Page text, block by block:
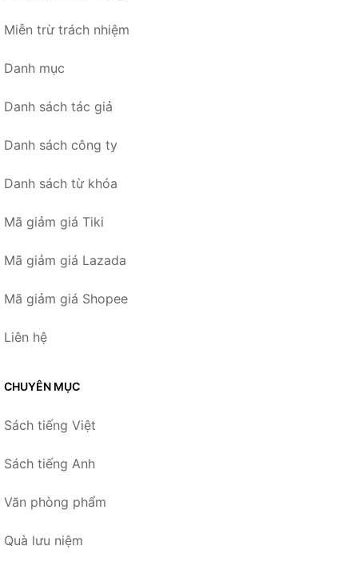
Miễn trừ trách nhiệm
Danh mục
Danh sách tác giả
Danh sách công ty
Danh sách từ khóa
Mã giảm giá Tiki
Mã giảm giá Lazada
Mã giảm giá Shopee
Liên hệ
CHUYÊN MỤC
Sách tiếng Việt
Sách tiếng Anh
Văn phòng phẩm
Quà lưu niệm